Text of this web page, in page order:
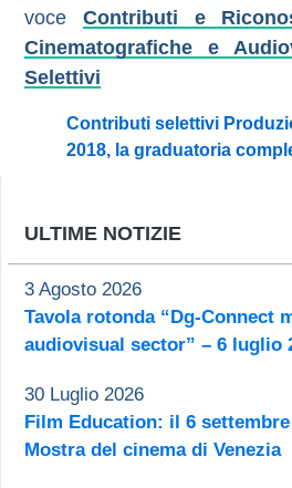
voce Contributi e
Cinematografiche e
Selettivi
Contributi selettivi
2018, la graduatoria
ULTIME NOTIZIE
Tavola rotonda “Dg-Connect
audiovisual sector” – 6 luglio
3 Agosto 2026
Film Education: il 6
Mostra del cinema di Venezia
30 Luglio 2026